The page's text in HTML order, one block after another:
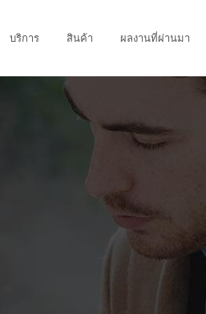
บริการ สินค้า ผลงานที่ผ่านมา